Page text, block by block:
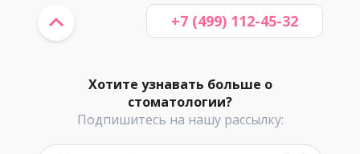
Хотите узнавать больше о
стоматологии?
Подпишитесь на нашу рассылку:
+7 (499) 112-45-32